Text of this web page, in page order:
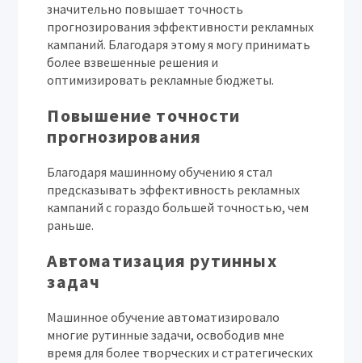
значительно повышает точность
прогнозирования эффективности рекламных
кампаний. Благодаря этому я могу принимать
более взвешенные решения и
оптимизировать рекламные бюджеты.
Повышение точности
прогнозирования
Благодаря машинному обучению я стал
предсказывать эффективность рекламных
кампаний с гораздо большей точностью, чем
раньше.
Автоматизация рутинных
задач
Машинное обучение автоматизировало
многие рутинные задачи, освободив мне
время для более творческих и стратегических